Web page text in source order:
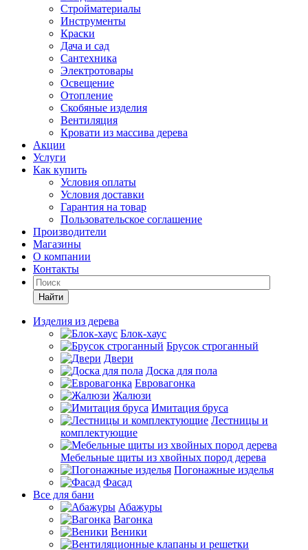
Стройматериалы
Инструменты
Краски
Дача и сад
Сантехника
Электротовары
Освещение
Отопление
Скобяные изделия
Вентиляция
Кровати из массива дерева
Акции
Услуги
Как купить
Условия оплаты
Условия доставки
Гарантия на товар
Пользовательское соглашение
Производители
Магазины
О компании
Контакты
Найти
Изделия из дерева
Блок-хаус
Брусок строганный
Двери
Доска для пола
Евровагонка
Жалюзи
Имитация бруса
Лестницы и
комплектующие
Мебельные щиты из хвойных пород дерева
Погонажные изделья
Фасад
Все для бани
Абажуры
Вагонка
Веники